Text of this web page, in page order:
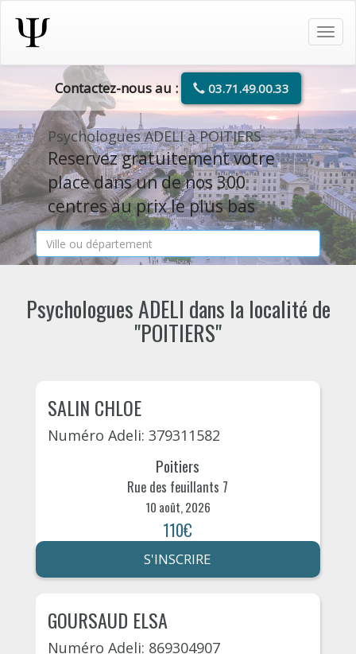
Contactez-nous au : 03.71.49.00.33
Psychologues ADELI à POITIERS
Reservez gratuitement votre
place dans un de nos 300
centres au prix le plus bas
Psychologues ADELI dans la localité de
"POITIERS"
SALIN CHLOE
Numéro Adeli: 379311582
Poitiers
Rue des feuillants 7
10 août, 2026
110€
S'INSCRIRE
GOURSAUD ELSA
Numéro Adeli: 869304907